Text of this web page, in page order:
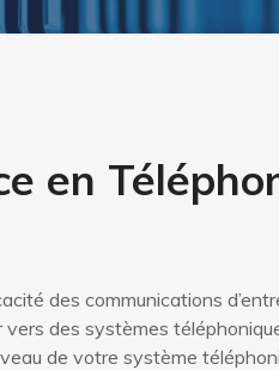
en
des communications
des systèmes
de votre système